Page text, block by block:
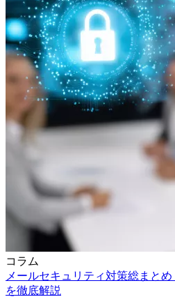
コラム
メールセキュリティ対策総まと
を徹底解説